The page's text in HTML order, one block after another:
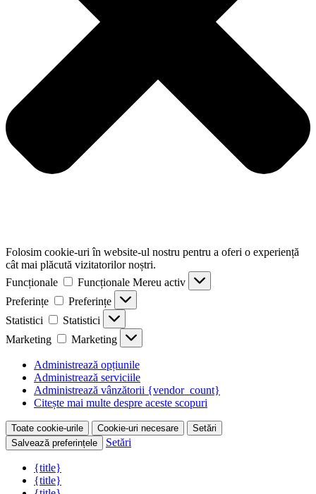
Folosim cookie-uri în website-ul nostru pentru a oferi o experiență
cât mai plăcută vizitatorilor noștri.
Funcționale
Funcționale Mereu activ
Preferințe
Preferințe
Statistici
Statistici
Marketing
Marketing
Administrează opțiunile
Administrează serviciile
Administrează vânzătorii {vendor_count}
Citește mai multe despre aceste scopuri
Toate cookie-urile Cookie-uri necesare
Setări
Salvează preferințele
Setări
{title}
{title}